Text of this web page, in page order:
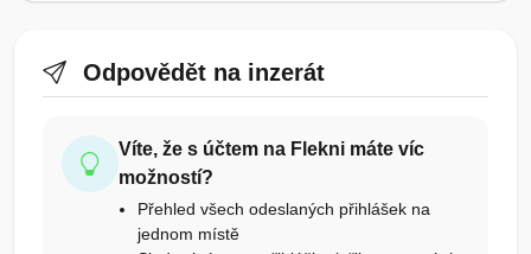
Odpovědět na inzerát
Víte, že s účtem na Flekni máte víc
možností?
Přehled všech odeslaných přihlášek na
jednom místě